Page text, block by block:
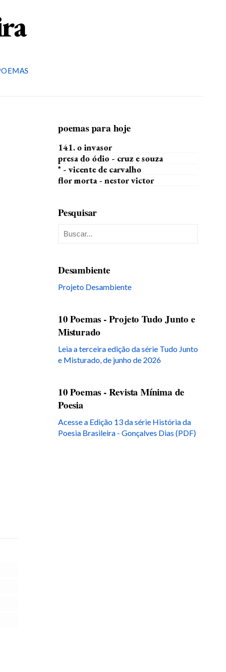
poemas para hoje
141. o invasor
presa do ódio - cruz e souza
* - vicente de carvalho
flor morta - nestor victor
Pesquisar
Desambiente
Projeto Desambiente
10 Poemas - Projeto Tudo Junto e
Misturado
Leia a terceira edição da série Tudo Junto
e Misturado, de junho de 2026
10 Poemas - Revista Mínima de
Poesia
Acesse a Edição 13 da série História da
Poesia Brasileira - Gonçalves Dias (PDF)